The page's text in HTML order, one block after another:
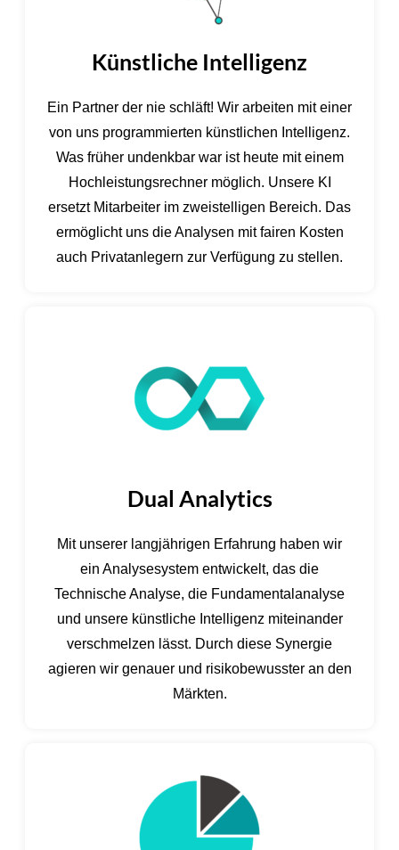
Künstliche Intelligenz
Ein Partner der nie schläft! Wir arbeiten mit einer
von uns programmierten künstlichen Intelligenz.
Was früher undenkbar war ist heute mit einem
Hochleistungsrechner möglich. Unsere KI
ersetzt Mitarbeiter im zweistelligen Bereich. Das
ermöglicht uns die Analysen mit fairen Kosten
auch Privatanlegern zur Verfügung zu stellen.
Dual Analytics
Mit unserer langjährigen Erfahrung haben wir
ein Analysesystem entwickelt, das die
Technische Analyse, die Fundamentalanalyse
und unsere künstliche Intelligenz miteinander
verschmelzen lässt. Durch diese Synergie
agieren wir genauer und risikobewusster an den
Märkten.